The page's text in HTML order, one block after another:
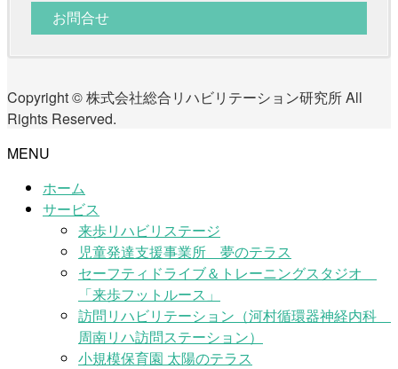
お問合せ
Copyright © 株式会社総合リハビリテーション研究所 All
Rights Reserved.
MENU
ホーム
サービス
来歩リハビリステージ
児童発達支援事業所 夢のテラス
セーフティドライブ＆トレーニングスタジオ
「来歩フットルース」
訪問リハビリテーション（河村循環器神経内科
周南リハ訪問ステーション）
小規模保育園 太陽のテラス